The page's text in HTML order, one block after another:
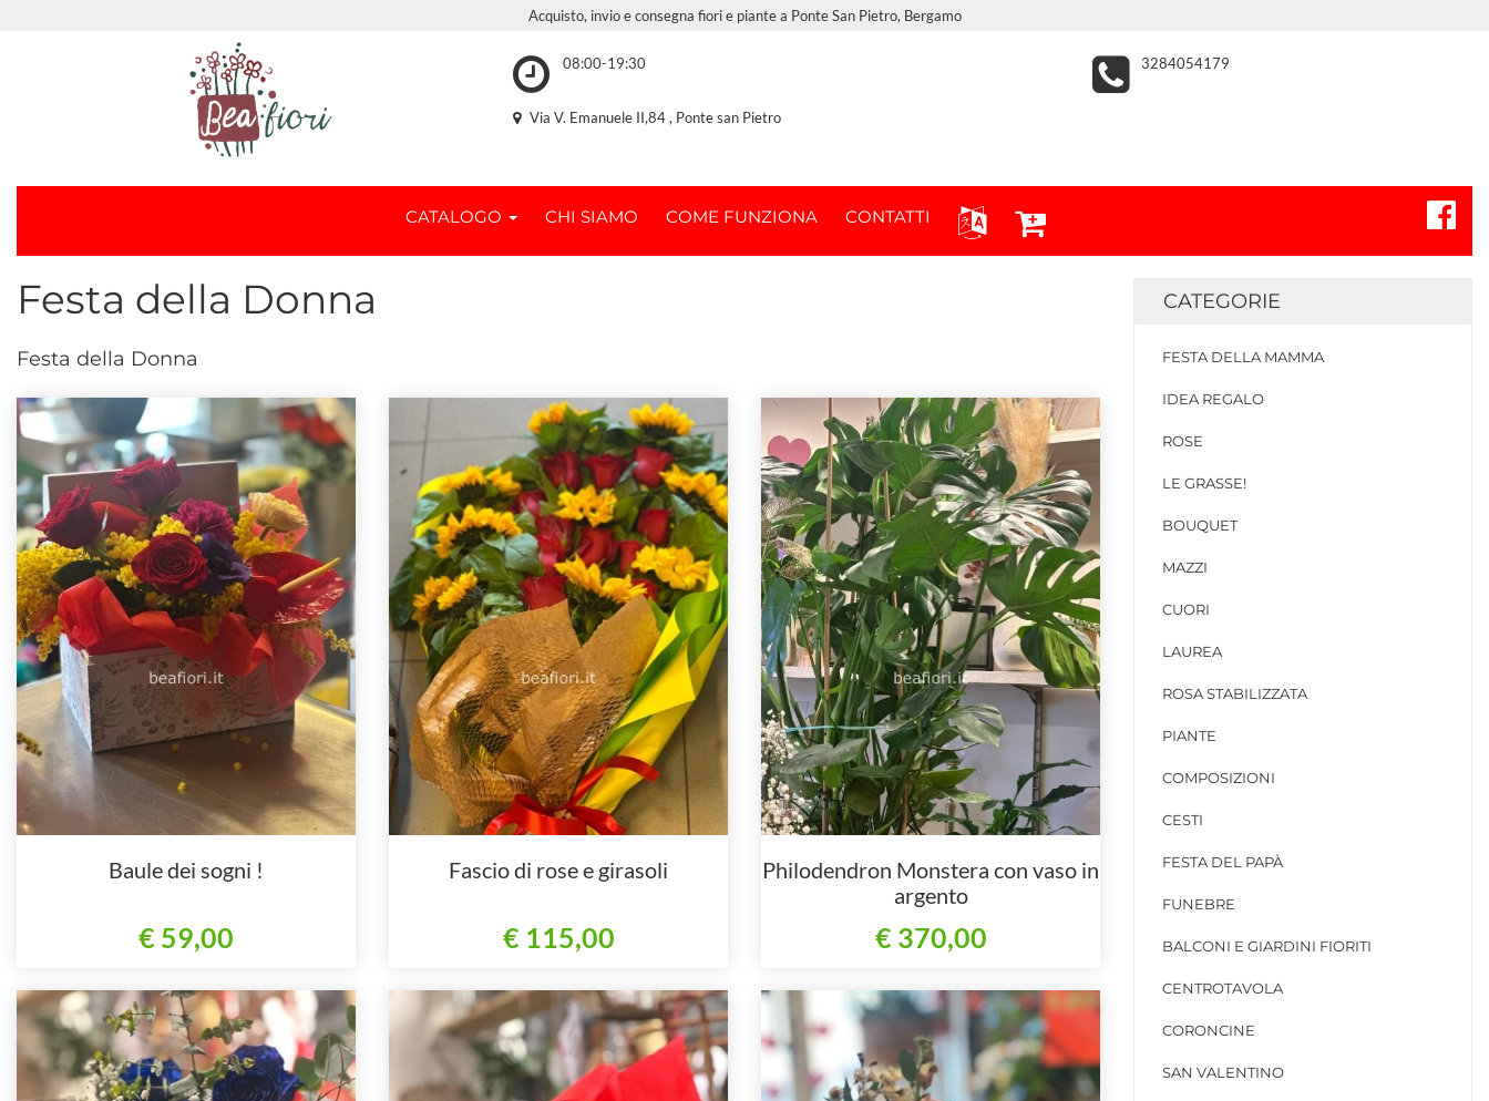
Acquisto, invio e consegna fiori e piante a Ponte San Pietro, Bergamo
08:00-19:30 3284054179
Via V. Emanuele II,84 , Ponte san Pietro
CATALOGO CHI SIAMO COME FUNZIONA CONTATTI
Festa della Donna
Festa della Donna
Baule dei sogni !
€ 59,00
Fascio di rose e girasoli
€ 115,00
Philodendron Monstera con vaso in
argento
€ 370,00
CATEGORIE
FESTA DELLA MAMMA
IDEA REGALO
ROSE
LE GRASSE!
BOUQUET
MAZZI
CUORI
LAUREA
ROSA STABILIZZATA
PIANTE
COMPOSIZIONI
CESTI
FESTA DEL PAPÀ
FUNEBRE
BALCONI E GIARDINI FIORITI
CENTROTAVOLA
CORONCINE
SAN VALENTINO